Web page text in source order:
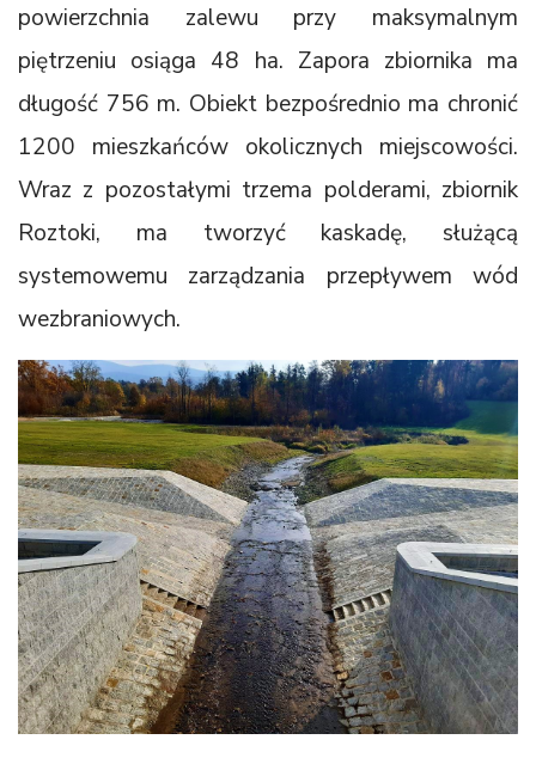
powierzchnia zalewu przy maksymalnym
piętrzeniu osiąga 48 ha. Zapora zbiornika ma
długość 756 m. Obiekt bezpośrednio ma chronić
1200 mieszkańców okolicznych miejscowości.
Wraz z pozostałymi trzema polderami, zbiornik
Roztoki, ma tworzyć kaskadę, służącą
systemowemu zarządzania przepływem wód
wezbraniowych.